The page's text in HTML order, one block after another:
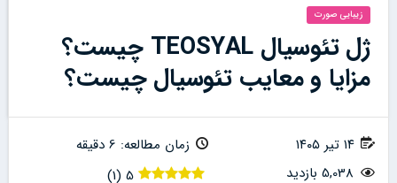
زیبایی صورت
ژل تئوسیال TEOSYAL چیست؟
مزایا و معایب تئوسیال چیست؟
۱۴ تیر ۱۴۰۵
زمان مطالعه: 6 دقیقه
5,038 بازدید
5
(
1
)